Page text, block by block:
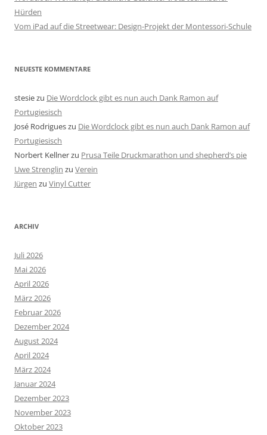
Hürden
Vom iPad auf die Streetwear: Design-Projekt der Montessori-Schule
NEUESTE KOMMENTARE
stesiezu Die Wordclock gibt es nun auch Dank Ramon auf
Portugiesisch
José Rodrigueszu Die Wordclock gibt es nun auch Dank Ramon auf
Portugiesisch
Norbert Kellnerzu Prusa Teile Druckmarathon und shepherd’s pie
Uwe Strenglin zu Verein
Jürgen zu Vinyl Cutter
ARCHIV
Juli 2026
Mai 2026
April 2026
März 2026
Februar 2026
Dezember 2024
August 2024
April 2024
März 2024
Januar 2024
Dezember 2023
November 2023
Oktober 2023